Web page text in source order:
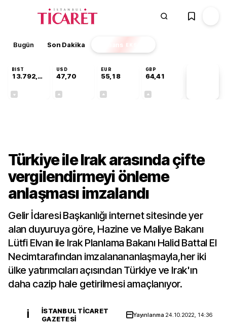
Bugün Son Dakika Finans EKSTRA
BIST
13.792,98
USD
47,70
EUR
55,18
GBP
64,41
Türkiye ile Irak arasında çifte
vergilendirmeyi önleme
anlaşması imzalandı
Gelir İdaresi Başkanlığı internet sitesinde yer
alan duyuruya göre, Hazine ve Maliye Bakanı
Lütfi Elvan ile Irak Planlama Bakanı Halid Battal El
Necimtarafından imzalanananlaşmayla,her iki
ülke yatırımcıları açısından Türkiye ve Irak'ın
daha cazip hale getirilmesi amaçlanıyor.
İ
İSTANBUL TICARET
GAZETESI
Yayınlanma 24.10.2022, 14:36